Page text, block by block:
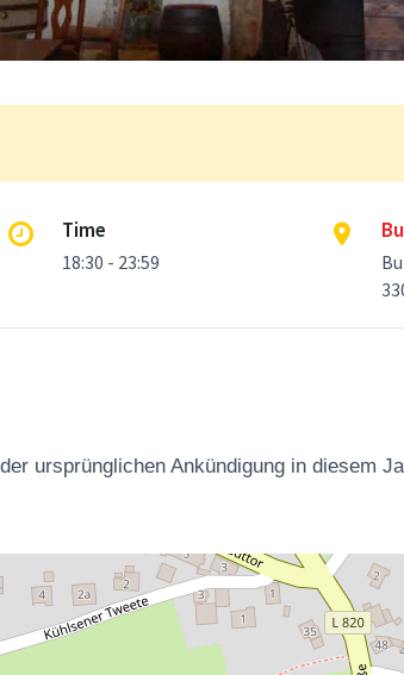
Time
18:30 - 23:59
ursprünglichen Ankündigung in diesem